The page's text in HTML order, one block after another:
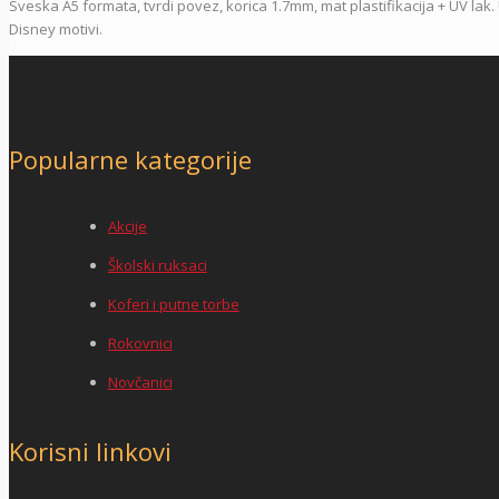
Sveska A5 formata, tvrdi povez, korica 1.7mm, mat plastifikacija + UV
Disney motivi.
Popularne kategorije
Akcije
Školski ruksaci
Koferi i putne torbe
Rokovnici
Novčanici
Korisni linkovi